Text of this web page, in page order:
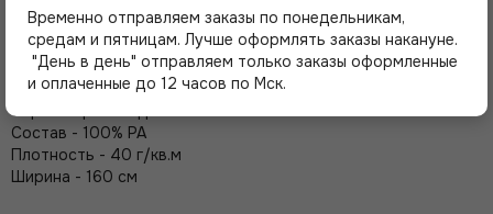
укрепления элементов, создания перемычки
бюстгальтеров.
Страна-производитель Латвия
Состав - 100% PA
Плотность - 40 г/кв.м
Ширина - 160 см
Временно отправляем заказы по понедельникам,
средам и пятницам. Лучше оформлять заказы накануне.
"День в день" отправляем только заказы оформленные
и оплаченные до 12 часов по Мск.